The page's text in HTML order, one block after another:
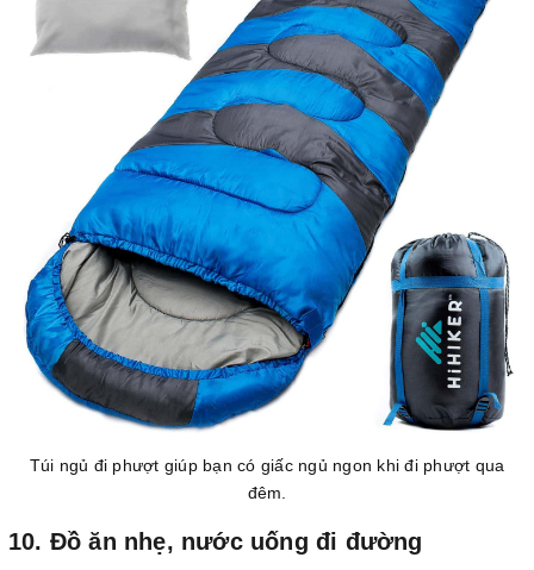
Túi ngủ đi phượt giúp bạn có giấc ngủ ngon khi đi phượt qua
đêm.
10. Đồ ăn nhẹ, nước uống đi đường